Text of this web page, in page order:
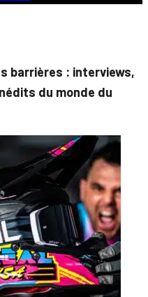
barrières : interviews,
du monde du